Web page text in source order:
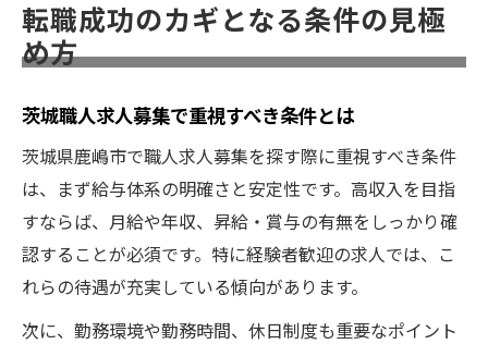
転職成功のカギとなる条件の見極
め方
茨城職人求人募集で重視すべき条件とは
茨城県鹿嶋市で職人求人募集を探す際に重視すべき条件
は、まず給与体系の明確さと安定性です。高収入を目指
すならば、月給や年収、昇給・賞与の有無をしっかり確
認することが必須です。特に経験者歓迎の求人では、こ
れらの待遇が充実している傾向があります。
次に、勤務環境や勤務時間、休日制度も重要なポイント